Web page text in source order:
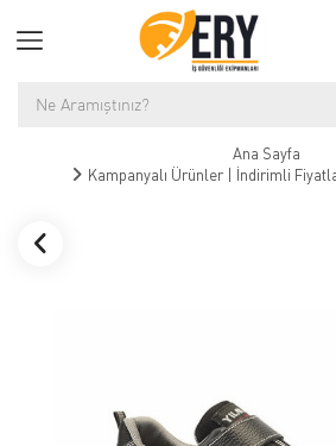
Ana Sayfa
Kampanyalı Ürünler | İndirimli